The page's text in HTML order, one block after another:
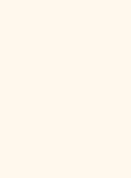
?
之内，皇帝之土。
抉择，是推波助